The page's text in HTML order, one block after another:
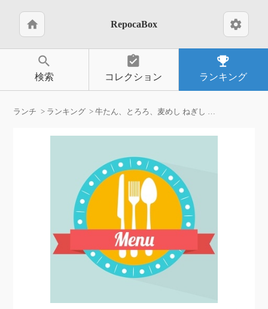
home RepocaBox settings
search
検索
assignment_turned_in
コレクション
emoji_events
ランキング
ランチ ランキング